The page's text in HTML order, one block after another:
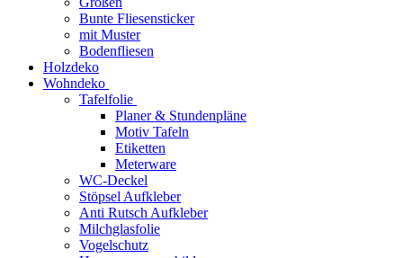
Bunte Fliesensticker
mit Muster
Bodenfliesen
Holzdeko
Wohndeko
Tafelfolie
Planer & Stundenpläne
Motiv Tafeln
Etiketten
Meterware
WC-Deckel
Stöpsel Aufkleber
Anti Rutsch Aufkleber
Milchglasfolie
Vogelschutz